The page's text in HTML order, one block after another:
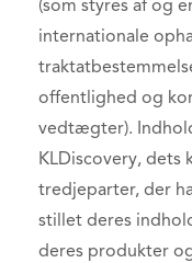
(som styres af og
internationale
offentlighed og
vedtægter).
KLDiscovery, dets
tredjeparter, der
stillet deres
deres produkter